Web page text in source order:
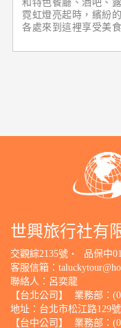
和特色餐廳、酒吧、
霓虹燈亮起時，繽紛
各處來到這裡享受美
世興旅行社有
交觀綜2135號‧
品保中
客服信箱：
聯絡人：呂奕龍
【台北公司】
業務部：
地址：台北市松江路129
【台中公司】
業務部：